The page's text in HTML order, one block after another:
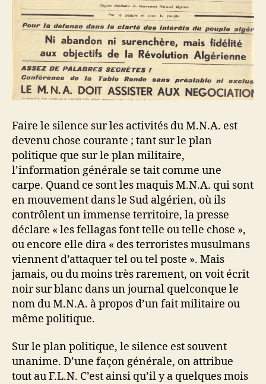
Faire le silence sur les activités du M.N.A. est
devenu chose courante ; tant sur le plan
politique que sur le plan militaire,
l’information générale se tait comme une
carpe. Quand ce sont les maquis M.N.A. qui sont
en mouvement dans le Sud algérien, où ils
contrôlent un immense territoire, la presse
déclare « les fellagas font telle ou telle chose »,
ou encore elle dira « des terroristes musulmans
viennent d’attaquer tel ou tel poste ». Mais
jamais, ou du moins très rarement, on voit écrit
noir sur blanc dans un journal quelconque le
nom du M.N.A. à propos d’un fait militaire ou
même politique.
Sur le plan politique, le silence est souvent
unanime. D’une façon générale, on attribue
tout au F.L.N. C’est ainsi qu’il y a quelques mois